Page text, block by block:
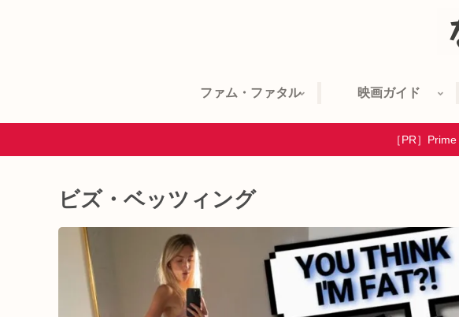
ファム・ファタル 映画ガイド
［PR］
ビズ・ベッツィング